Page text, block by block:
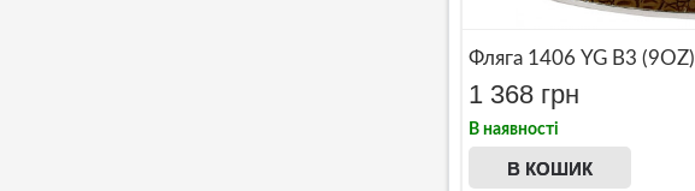
Фляга 1406 YG B3 (9OZ)
1 368 грн
В наявності
В КОШИК